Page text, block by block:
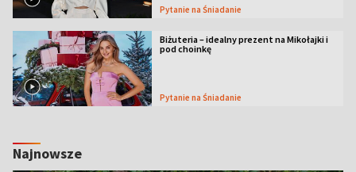
Pytanie na Śniadanie
Biżuteria – idealny prezent na Mikołajki i
pod choinkę
Pytanie na Śniadanie
Najnowsze